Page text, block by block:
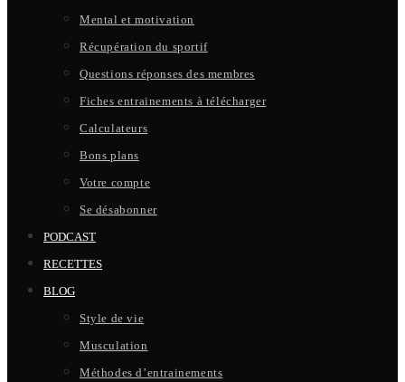
Mental et motivation
Récupération du sportif
Questions réponses des membres
Fiches entrainements à télécharger
Calculateurs
Bons plans
Votre compte
Se désabonner
PODCAST
RECETTES
BLOG
Style de vie
Musculation
Méthodes d’entrainements